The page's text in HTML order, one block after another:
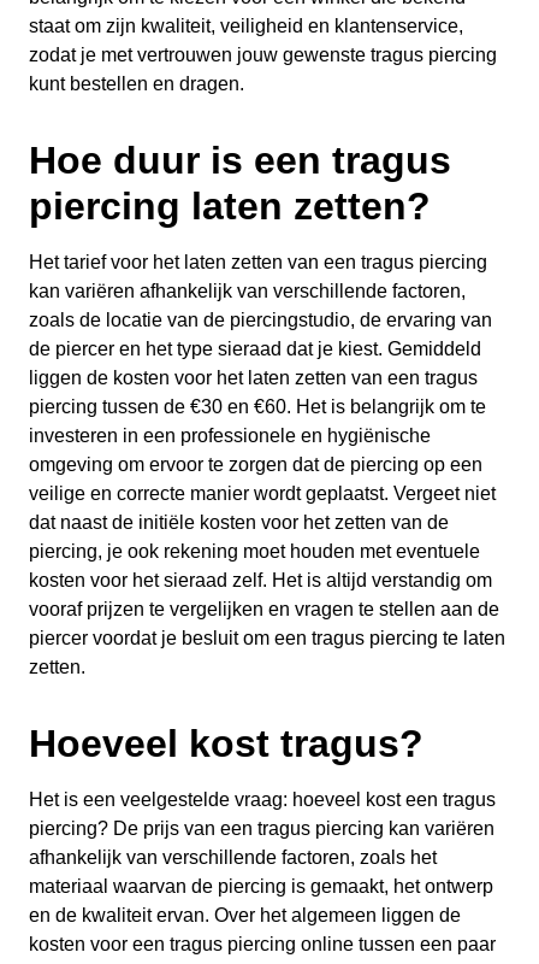
staat om zijn kwaliteit, veiligheid en klantenservice,
zodat je met vertrouwen jouw gewenste tragus piercing
kunt bestellen en dragen.
Hoe duur is een tragus
piercing laten zetten?
Het tarief voor het laten zetten van een tragus piercing
kan variëren afhankelijk van verschillende factoren,
zoals de locatie van de piercingstudio, de ervaring van
de piercer en het type sieraad dat je kiest. Gemiddeld
liggen de kosten voor het laten zetten van een tragus
piercing tussen de €30 en €60. Het is belangrijk om te
investeren in een professionele en hygiënische
omgeving om ervoor te zorgen dat de piercing op een
veilige en correcte manier wordt geplaatst. Vergeet niet
dat naast de initiële kosten voor het zetten van de
piercing, je ook rekening moet houden met eventuele
kosten voor het sieraad zelf. Het is altijd verstandig om
vooraf prijzen te vergelijken en vragen te stellen aan de
piercer voordat je besluit om een tragus piercing te laten
zetten.
Hoeveel kost tragus?
Het is een veelgestelde vraag: hoeveel kost een tragus
piercing? De prijs van een tragus piercing kan variëren
afhankelijk van verschillende factoren, zoals het
materiaal waarvan de piercing is gemaakt, het ontwerp
en de kwaliteit ervan. Over het algemeen liggen de
kosten voor een tragus piercing online tussen een paar